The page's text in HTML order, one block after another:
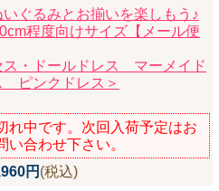
ぐるみとお揃いを楽しもう♪
程度向けサイズ【メール便
ス・ドールドレス マーメイド
ピンクドレス＞
れ中です。次回入荷予定はお
い合わせ下さい。
円 (税込)